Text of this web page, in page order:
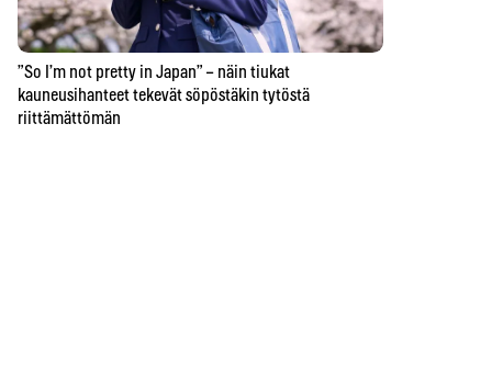
”So I’m not pretty in Japan” – näin tiukat
kauneusihanteet tekevät söpöstäkin tytöstä
riittämättömän